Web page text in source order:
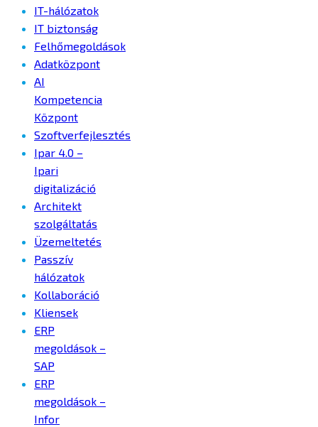
IT-hálózatok
IT biztonság
Felhőmegoldások
Adatközpont
AI
Kompetencia
Központ
Szoftverfejlesztés
Ipar 4.0 –
Ipari
digitalizáció
Architekt
szolgáltatás
Üzemeltetés
Passzív
hálózatok
Kollaboráció
Kliensek
ERP
megoldások –
SAP
ERP
megoldások –
Infor